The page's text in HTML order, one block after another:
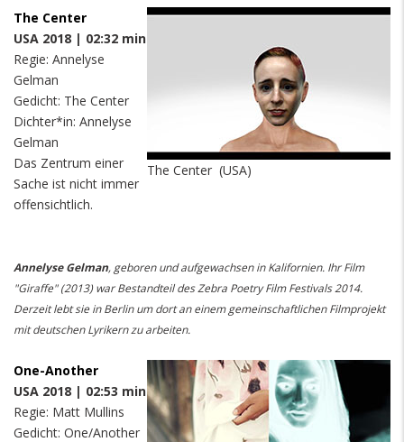
The Center
The Center (USA)
USA 2018 | 02:32 min
Regie: Annelyse
Gelman
Gedicht: The Center
Dichter*in: Annelyse
Gelman
Das Zentrum einer
Sache ist nicht immer
offensichtlich.
Annelyse Gelman, geboren und aufgewachsen in Kalifornien. Ihr Film
"Giraffe" (2013) war Bestandteil des Zebra Poetry Film Festivals 2014.
Derzeit lebt sie in Berlin um dort an einem gemeinschaftlichen Filmprojekt
mit deutschen Lyrikern zu arbeiten.
One-Another
USA 2018 | 02:53 min
Regie: Matt Mullins
Gedicht: One/Another